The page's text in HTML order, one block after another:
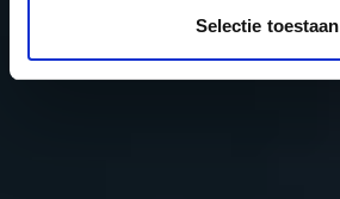
Selectie toestaan